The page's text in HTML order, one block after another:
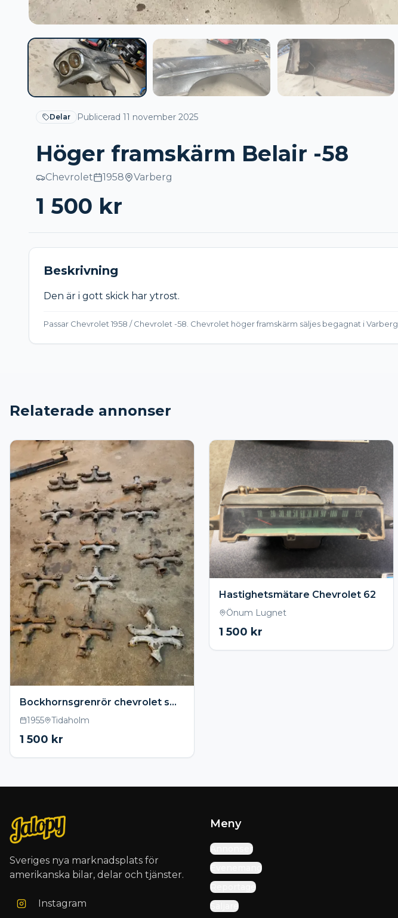
Delar Publicerad 11 november 2025
Höger framskärm Belair -58
Chevrolet 1958 Varberg
1 500 kr
Beskrivning
Den är i gott skick har ytrost.
Passar Chevrolet 1958 / Chevrolet -58. Chevrolet höger framskärm säljes begagnat i Varberg.
Relaterade annonser
Bockhornsgrenrör chevrolet smallblock
1955 Tidaholm
1 500 kr
Hastighetsmätare Chevrolet 62
Önum Lugnet
1 500 kr
Sveriges nya marknadsplats för
amerikanska bilar, delar och tjänster.
Instagram
Meny
Annonser
Evenemang
Reportage
Säljare